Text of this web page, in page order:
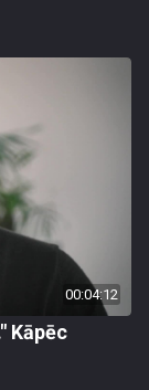
00:04:12
Kāpēc